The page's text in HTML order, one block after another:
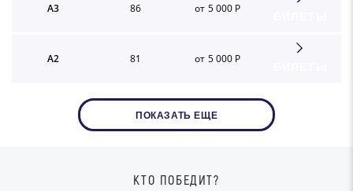
A3 86 от 5 000 Р
A2 81 от 5 000 Р
ПОКАЗАТЬ ЕЩЕ
КТО ПОБЕДИТ?